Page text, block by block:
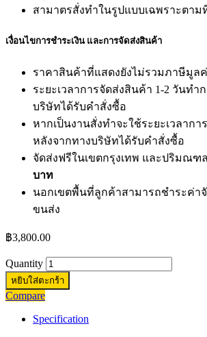
สามาตรสั่งทำในรูปแบบเฉพราะตาม
เงื่อนไขการชำระเงิน และการจัดส่งสินค้า
ราคาสินค้าที่แสดงยังไม่รวมภาษีมูลค่
ระยะเวลาการจัดส่งสินค้า 1-2 วันทำ
บริษัทได้รับคำสั่งซื้อ
หากเป็นงานสั่งทำจะใช้ระยะเวลากา
หลังจากทางบริษัทได้รับคำสั่งซื้อ
จัดส่งฟรีในเขตกรุงเทพ และปริมณฑล
บาท
นอกเขตพื้นที่ลูกค้าสามารถชำระค่า
ขนส่ง
฿3,800.00
Quantity
หยิบใส่ตะกร้า
Compare
Specification